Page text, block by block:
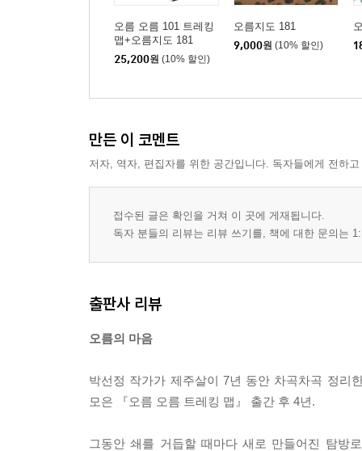
01 제2공항으로 위태로운 성산의 오름
02 아름다운 숲길에서 산책하기 좋은 오름
04 비 오는 날에 걷기 좋은 오름
06 여유롭게 노을 감상하기 좋은 오름
07 한라산 전망과 쉼터가 좋은 오름
Epilogue
오름 오름 101 트레킹
맵+오름지도 181
25,200원 (10% 할인)
오름지도 181
9,000원 (10% 할인)
만든 이 코멘트
저자, 역자, 편집자를 위한 공간입니다. 독자들에게 전하
접수된 글은 확인을 거쳐 이 곳에 게재됩니다.
독자 분들의 리뷰는 리뷰 쓰기를, 책에 대한 문의는
출판사 리뷰
오름의 마음
박선정 작가가 제주살이 7년 동안 차곡차곡 정
모은 『오름 오름 트레킹 맵』 출간 후 4년.
그동안 쇄를 거듭할 때마다 새로 만들어진 탐방